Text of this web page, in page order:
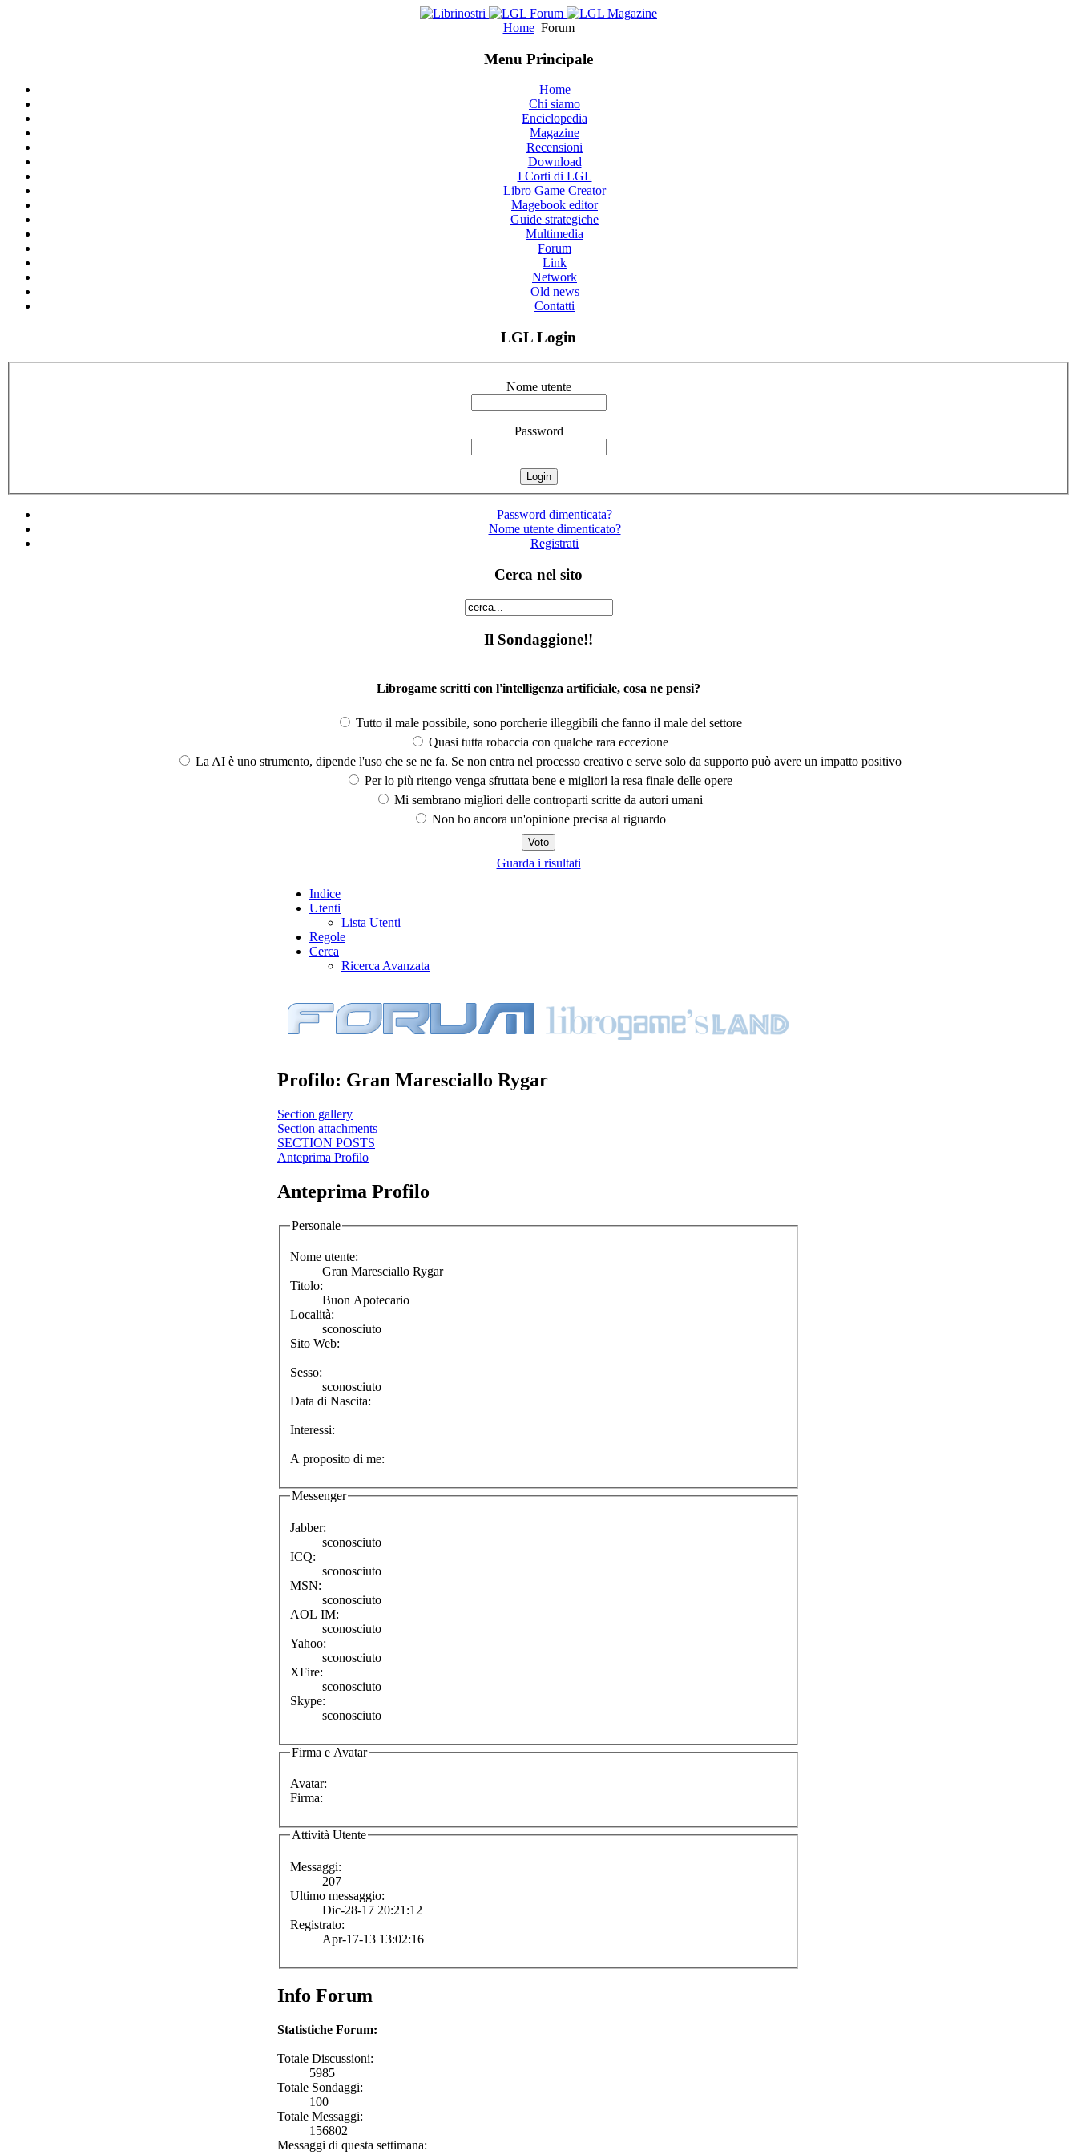
Home Forum
Menu Principale
Home
Chi siamo
Enciclopedia
Magazine
Recensioni
Download
I Corti di LGL
Libro Game Creator
Magebook editor
Guide strategiche
Multimedia
Forum
Link
Network
Old news
Contatti
LGL Login
Nome utente
Password
Password dimenticata?
Nome utente dimenticato?
Registrati
Cerca nel sito
Il Sondaggione!!
Librogame scritti con l'intelligenza artificiale, cosa ne pensi?
Tutto il male possibile, sono porcherie illeggibili che fanno il male del settore
Quasi tutta robaccia con qualche rara eccezione
La AI è uno strumento, dipende l'uso che se ne fa. Se non entra nel processo creativo e serve solo da supporto può avere un impatto positivo
Per lo più ritengo venga sfruttata bene e migliori la resa finale delle opere
Mi sembrano migliori delle controparti scritte da autori umani
Non ho ancora un'opinione precisa al riguardo
Guarda i risultati
Indice
Utenti
Lista Utenti
Regole
Cerca
Ricerca Avanzata
Profilo: Gran Maresciallo Rygar
Section gallery
Section attachments
SECTION POSTS
Anteprima Profilo
Anteprima Profilo
Personale
Nome utente:
Gran Maresciallo Rygar
Titolo:
Buon Apotecario
Località:
sconosciuto
Sito Web:
Sesso:
sconosciuto
Data di Nascita:
Interessi:
A proposito di me:
Messenger
Jabber:
sconosciuto
ICQ:
sconosciuto
MSN:
sconosciuto
AOL IM:
sconosciuto
Yahoo:
sconosciuto
XFire:
sconosciuto
Skype:
sconosciuto
Firma e Avatar
Avatar:
Firma:
Attività Utente
Messaggi:
207
Ultimo messaggio:
Dic-28-17 20:21:12
Registrato:
Apr-17-13 13:02:16
Info Forum
Statistiche Forum:
Totale Discussioni:
5985
Totale Sondaggi:
100
Totale Messaggi:
156802
Messaggi di questa settimana: